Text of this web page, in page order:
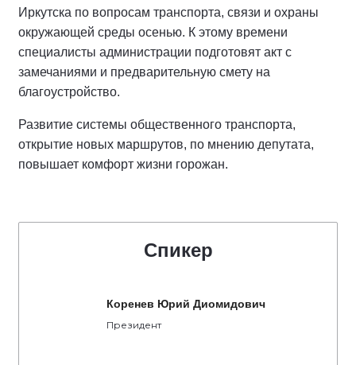
Иркутска по вопросам транспорта, связи и охраны
окружающей среды осенью. К этому времени
специалисты администрации подготовят акт с
замечаниями и предварительную смету на
благоустройство.
Развитие системы общественного транспорта,
открытие новых маршрутов, по мнению депутата,
повышает комфорт жизни горожан.
Спикер
Коренев Юрий Диомидович
Президент